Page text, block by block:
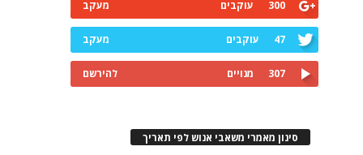
300 עוקבים מעקב
47 עוקבים מעקב
307 מנויים להירשם
סינון מאמרי משאבי אנוש לפי תאריך